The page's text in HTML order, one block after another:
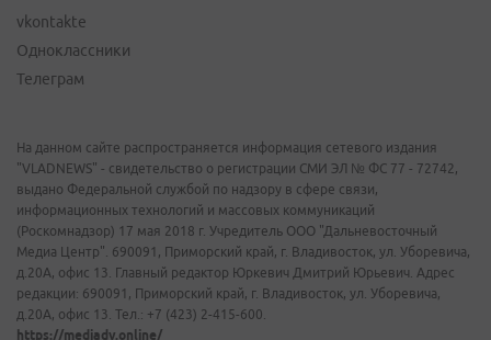
vkontakte
Одноклассники
Телеграм
На данном сайте распространяется информация сетевого издания
"VLADNEWS" - свидетельство о регистрации СМИ ЭЛ № ФС 77 - 72742,
выдано Федеральной службой по надзору в сфере связи,
информационных технологий и массовых коммуникаций
(Роскомнадзор) 17 мая 2018 г. Учредитель ООО "Дальневосточный
Медиа Центр". 690091, Приморский край, г. Владивосток, ул. Уборевича,
д.20А, офис 13. Главный редактор Юркевич Дмитрий Юрьевич. Адрес
редакции: 690091, Приморский край, г. Владивосток, ул. Уборевича,
д.20А, офис 13. Тел.: +7 (423) 2-415-600.
https://mediadv.online/